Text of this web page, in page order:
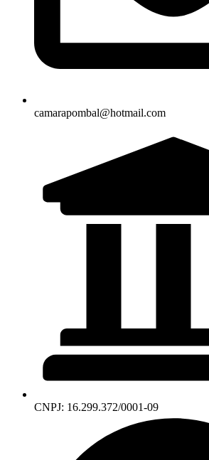
camarapombal@hotmail.com
CNPJ: 16.299.372/0001-09